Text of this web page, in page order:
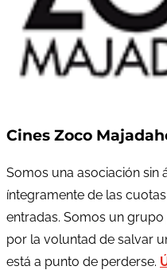
Cines Zoco
Somos una asociación sin
íntegramente de las
entradas. Somos un
por la voluntad de salvar
está a punto de perderse.